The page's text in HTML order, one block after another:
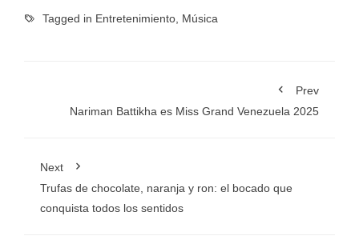
Tagged in Entretenimiento Música
Prev
Nariman Battikha es Miss Grand Venezuela 2025
Next
Trufas de chocolate, naranja y ron: el bocado que
conquista todos los sentidos